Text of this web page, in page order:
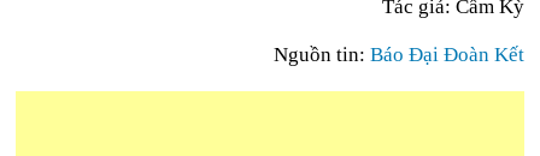
Tác giả: Cẩm Kỳ
Nguồn tin: Báo Đại Đoàn Kết